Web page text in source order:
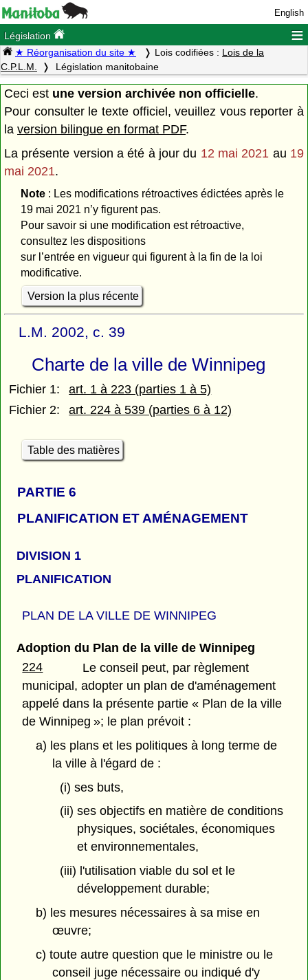
English
Législation ≡
★ Réorganisation du site ★ Lois codifiées : Lois de la
C.P.L.M.
Législation manitobaine
Ceci est une version archivée non officielle.
Pour consulter le texte officiel, veuillez vous reporter à
la version bilingue en format PDF.
La présente version a été à jour du 12 mai 2021 au 19
mai 2021.
Note: Les modifications rétroactives édictées après le
19 mai 2021 n’y figurent pas.
Pour savoir si une modification est rétroactive,
consultez les dispositions
sur l’entrée en vigueur qui figurent à la fin de la loi
modificative.
Version la plus récente
L.M. 2002, c. 39
Charte de la ville de Winnipeg
Fichier 1:
art. 1 à 223 (parties 1 à 5)
Fichier 2:
art. 224 à 539 (parties 6 à 12)
Table des matières
PARTIE 6
PLANIFICATION ET AMÉNAGEMENT
DIVISION 1
PLANIFICATION
PLAN DE LA VILLE DE WINNIPEG
Adoption du Plan de la ville de Winnipeg
224
Le conseil peut, par règlement
municipal, adopter un plan de d'aménagement
appelé dans la présente partie « Plan de la ville
de Winnipeg »; le plan prévoit :
a) les plans et les politiques à long terme de
la ville à l'égard de :
(i) ses buts,
(ii) ses objectifs en matière de conditions
physiques, sociétales, économiques
et environnementales,
(iii) l'utilisation viable du sol et le
développement durable;
b) les mesures nécessaires à sa mise en
œuvre;
c) toute autre question que le ministre ou le
conseil juge nécessaire ou indiqué d'y